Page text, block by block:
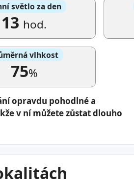
světlo za den
13 hod.
vlhkost
75%
opravdu pohodlné a
v ní můžete zůstat dlouho